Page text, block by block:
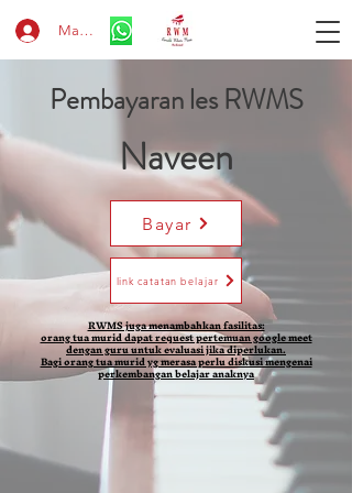
Masuk
Pembayaran les RWMS
Naveen
Bayar
link catatan belajar
RWMS juga menambahkan fasilitas:
orang tua murid dapat request pertemuan google meet
dengan guru untuk evaluasi jika diperlukan.
Bagi orang tua murid yg merasa perlu diskusi mengenai
perkembangan belajar anaknya